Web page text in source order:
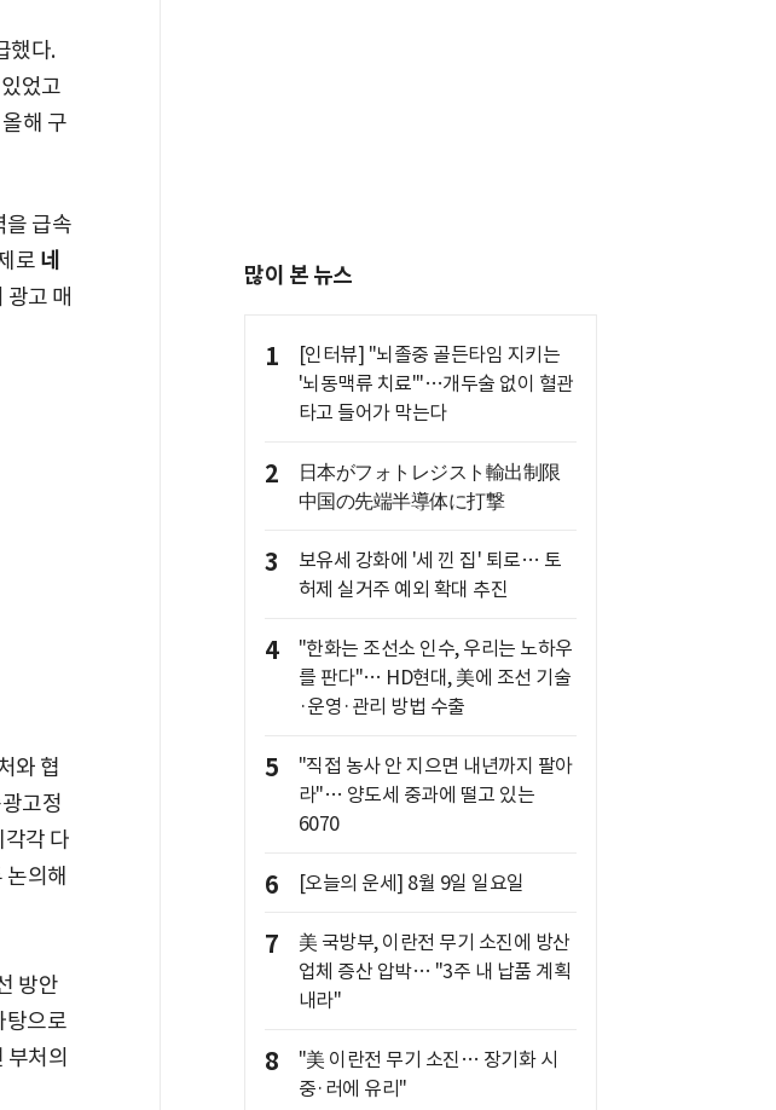
했다.
었고
해 구
을 급속
로 네
고 매
와 협
고정
각 다
의해
방안
탕으로
처의
많이 본 뉴스
1
[인터뷰] "뇌졸중 골든타임 지키는
'뇌동맥류 치료'"…개두술 없이 혈관
타고 들어가 막는다
2
日本がフォトレジスト輸出制限
中国の先端半導体に打撃
3
보유세 강화에 '세 낀 집' 퇴로… 토
허제 실거주 예외 확대 추진
4
"한화는 조선소 인수, 우리는 노하우
를 판다"… HD현대, 美에 조선 기술
·운영·관리 방법 수출
5
"직접 농사 안 지으면 내년까지 팔아
라"… 양도세 중과에 떨고 있는
6070
6 [오늘의 운세] 8월 9일 일요일
7
美 국방부, 이란전 무기 소진에 방산
업체 증산 압박… "3주 내 납품 계획
내라"
8
"美 이란전 무기 소진… 장기화 시
중·러에 유리"